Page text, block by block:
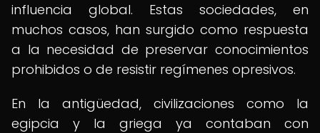
influencia global. Estas sociedades, en
muchos casos, han surgido como respuesta
a la necesidad de preservar conocimientos
prohibidos o de resistir regímenes opresivos.
En la antigüedad, civilizaciones como la
egipcia y la griega ya contaban con